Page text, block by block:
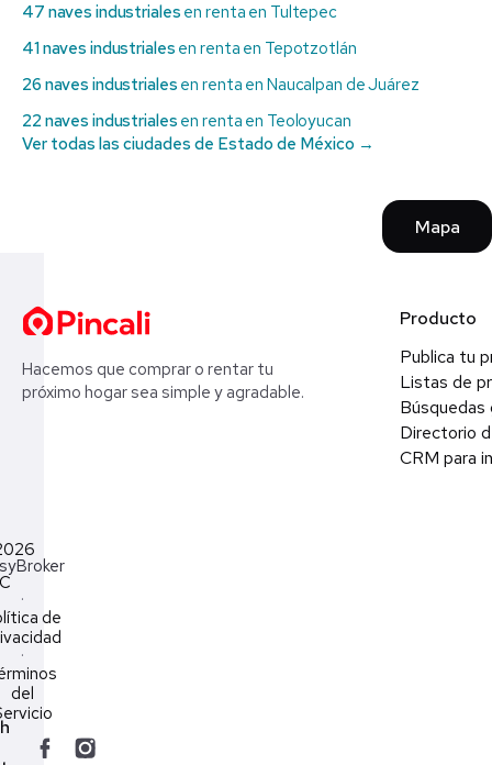
47 naves industriales en renta en Tultepec
41 naves industriales en renta en Tepotzotlán
26 naves industriales en renta en Naucalpan de Juárez
22 naves industriales en renta en Teoloyucan
Ver todas las ciudades de Estado de México →
Mapa
Hacemos que comprar o rentar tu
próximo hogar sea simple y agradable.
Producto
Publica tu
Listas de
Búsquedas
Directorio
CRM para
·
de
·
del